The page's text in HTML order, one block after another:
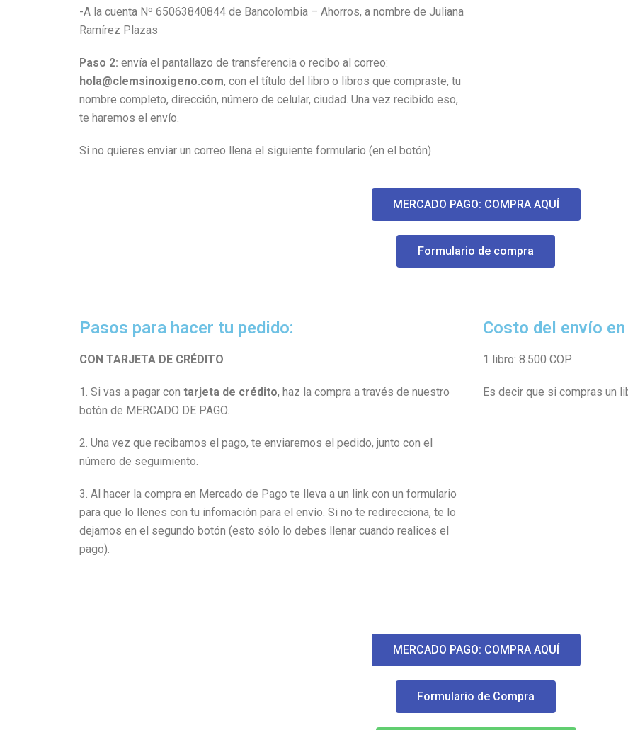
-A la cuenta Nº 65063840844 de Bancolombia – Ahorros, a nombre de Juliana
Ramírez Plazas
Paso 2: envía el pantallazo de transferencia o recibo al correo:
hola@clemsinoxigeno.com, con el título del libro o libros que compraste, tu
nombre completo, dirección, número de celular, ciudad. Una vez recibido eso,
te haremos el envío.
Si no quieres enviar un correo llena el siguiente formulario (en el botón)
MERCADO PAGO: COMPRA AQUÍ
Formulario de compra
Pasos para hacer tu pedido:
CON TARJETA DE CRÉDITO
1. Si vas a pagar con tarjeta de crédito, haz la compra a través de nuestro
botón de MERCADO DE PAGO.
2. Una vez que recibamos el pago, te enviaremos el pedido, junto con el
número de seguimiento.
3. Al hacer la compra en Mercado de Pago te lleva a un link con un formulario
para que lo llenes con tu infomación para el envío. Si no te redirecciona, te lo
dejamos en el segundo botón (esto sólo lo debes llenar cuando realices el
pago).
Costo del envío
1 libro: 8.500 COP
Es decir que si compras un
MERCADO PAGO: COMPRA AQUÍ
Formulario de Compra